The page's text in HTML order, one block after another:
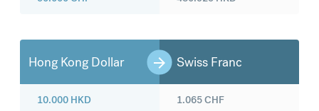
Hong Kong Dollar Swiss Franc
10.000 HKD 1.065CHF